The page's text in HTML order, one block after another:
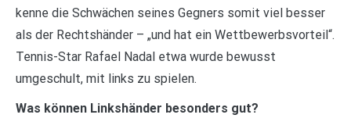
kenne die Schwächen seines Gegners somit viel besser
als der Rechtshänder – „und hat ein Wettbewerbsvorteil“.
Tennis-Star Rafael Nadal etwa wurde bewusst
umgeschult, mit links zu spielen.
Was können Linkshänder besonders gut?